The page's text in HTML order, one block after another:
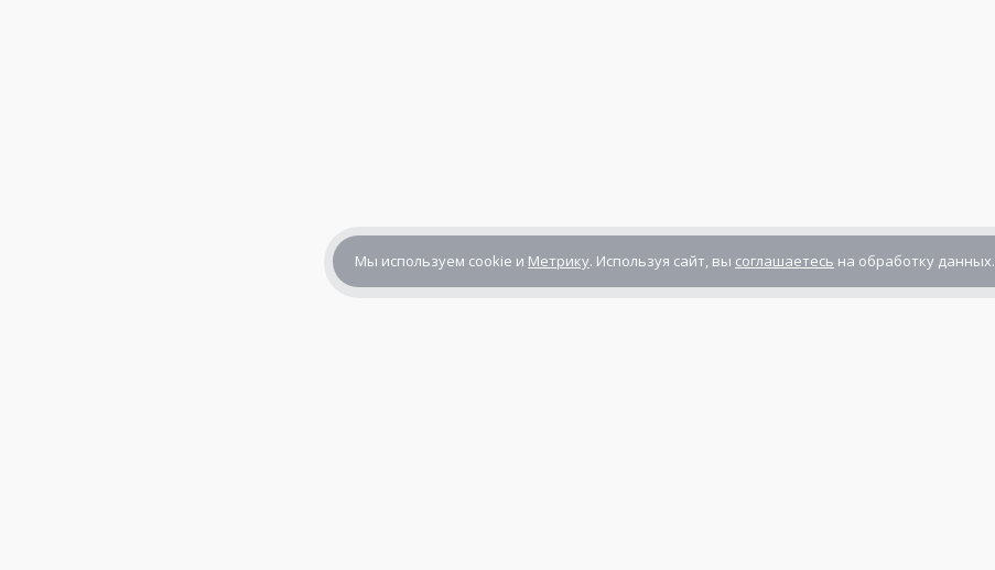
Мы используем cookie и Метрику. Используя сайт, вы соглашаетесь на обработку данных.